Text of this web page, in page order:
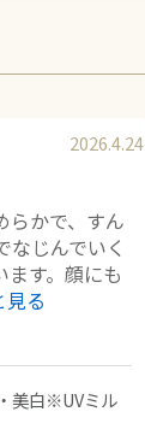
2026.4.24
らかで、すん
なじんでいく
ます。顔にも
見る
美白※UVミル